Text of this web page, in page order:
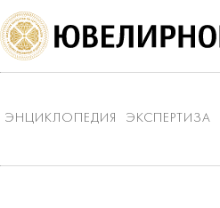
ЭНЦИКЛОПЕДИЯ ЭКСПЕРТИЗА